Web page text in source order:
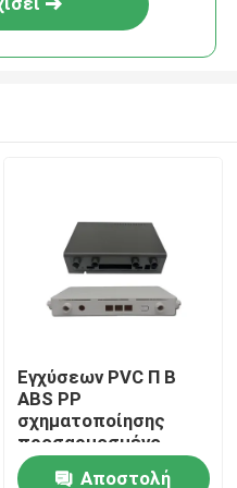
Εγχύσεων PVC Π Β
ABS PP
σχηματοποίησης
προσαρμοσμένο
πλαστικά
Αποστολή